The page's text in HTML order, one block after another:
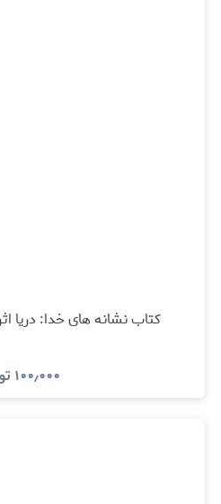
کتاب نشانه های خدا: دریا
۱۰۰٫۰۰۰